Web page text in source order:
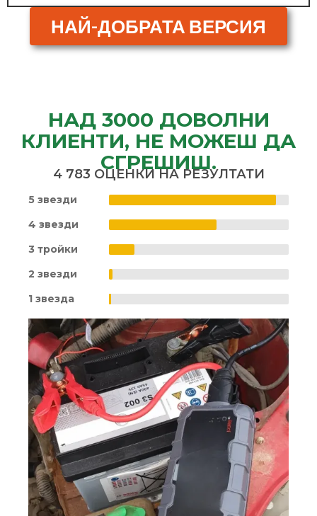
НАЙ-ДОБРАТА ВЕРСИЯ
НАД 3000 ДОВОЛНИ
КЛИЕНТИ, НЕ МОЖЕШ ДА
СГРЕШИШ.
4 783 ОЦЕНКИ НА РЕЗУЛТАТИ
5 звезди
4 звезди
3 тройки
2 звезди
1 звезда